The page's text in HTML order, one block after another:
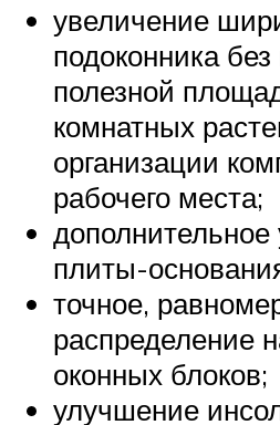
увеличение
подоконника без
полезной
комнатных
организации
рабочего места;
плиты-
точное,
распределение
оконных блоков;
улучшение